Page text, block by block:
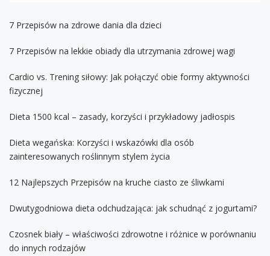
7 Przepisów na zdrowe dania dla dzieci
7 Przepisów na lekkie obiady dla utrzymania zdrowej wagi
Cardio vs. Trening siłowy: Jak połączyć obie formy aktywności
fizycznej
Dieta 1500 kcal – zasady, korzyści i przykładowy jadłospis
Dieta wegańska: Korzyści i wskazówki dla osób
zainteresowanych roślinnym stylem życia
12 Najlepszych Przepisów na kruche ciasto ze śliwkami
Dwutygodniowa dieta odchudzająca: jak schudnąć z jogurtami?
Czosnek biały – właściwości zdrowotne i różnice w porównaniu
do innych rodzajów